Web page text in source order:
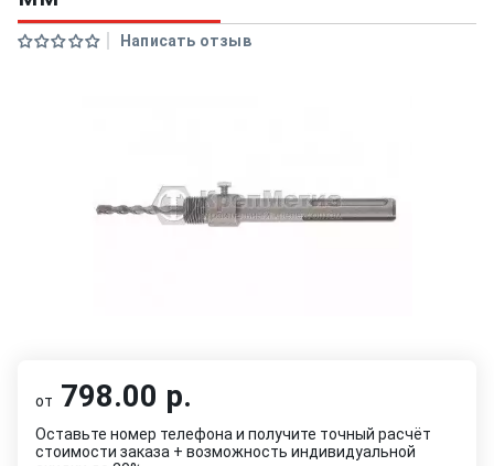
Написать отзыв
от 798.00 р.
Оставьте номер телефона и получите точный расчёт
стоимости заказа + возможность индивидуальной